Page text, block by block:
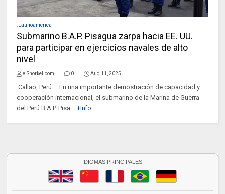
.Latinoamerica
Submarino B.A.P. Pisagua zarpa hacia EE. UU.
para participar en ejercicios navales de alto
nivel
elSnorkel.com 0 Aug 11, 2025
Callao, Perú – En una importante demostración de capacidad y
cooperación internacional, el submarino de la Marina de Guerra
del Perú B.A.P. Pisa... +Info
IDIOMAS PRINCIPALES